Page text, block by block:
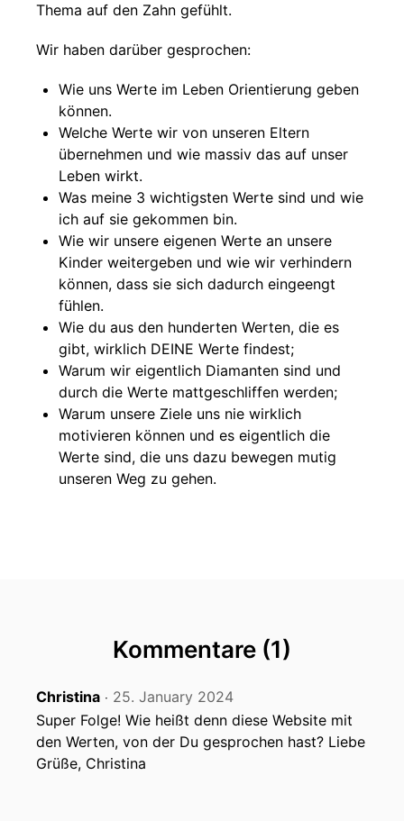
Thema auf den Zahn gefühlt.
Wir haben darüber gesprochen:
Wie uns Werte im Leben Orientierung geben
können.
Welche Werte wir von unseren Eltern
übernehmen und wie massiv das auf unser
Leben wirkt.
Was meine 3 wichtigsten Werte sind und wie
ich auf sie gekommen bin.
Wie wir unsere eigenen Werte an unsere
Kinder weitergeben und wie wir verhindern
können, dass sie sich dadurch eingeengt
fühlen.
Wie du aus den hunderten Werten, die es
gibt, wirklich DEINE Werte findest;
Warum wir eigentlich Diamanten sind und
durch die Werte mattgeschliffen werden;
Warum unsere Ziele uns nie wirklich
motivieren können und es eigentlich die
Werte sind, die uns dazu bewegen mutig
unseren Weg zu gehen.
Kommentare (1)
Christina ‧ 25. January 2024
Super Folge! Wie heißt denn diese Website mit
den Werten, von der Du gesprochen hast? Liebe
Grüße, Christina